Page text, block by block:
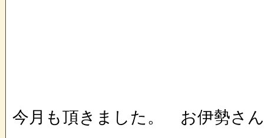
今月も頂きました。 お伊勢